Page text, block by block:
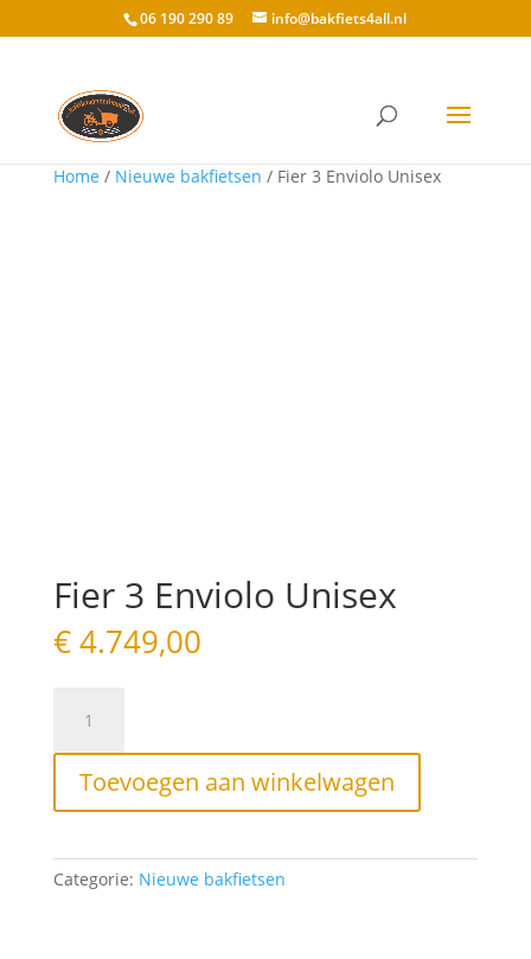
06 190 290 89 info@bakfiets4all.nl
Home / Nieuwe bakfietsen / Fier 3 Enviolo Unisex
Fier 3 Enviolo Unisex
€4.749,00
Enviolo
Unisex
Toevoegen aan winkelwagen
Categorie: Nieuwe bakfietsen